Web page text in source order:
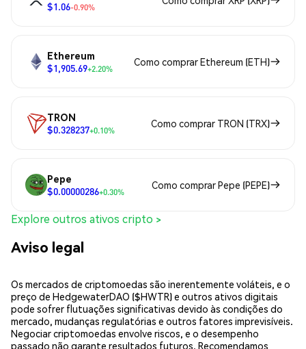
$1.06-0.90%
Ethereum
$1,905.69+2.20%
Como comprar Ethereum (ETH)
TRON
$0.328237+0.10%
Como comprar TRON (TRX)
Pepe
$0.00000286+0.30%
Como comprar Pepe (PEPE)
Explore outros ativos cripto >
Aviso legal
Os mercados de criptomoedas são inerentemente voláteis, e o
preço de HedgewaterDAO ($HWTR) e outros ativos digitais
pode sofrer flutuações significativas devido às condições do
mercado, mudanças regulatórias e outros fatores imprevisíveis.
Negociar criptomoedas envolve riscos, e o desempenho
passado não garante resultados futuros. Recomendamos